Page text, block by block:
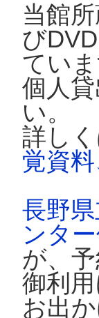
当館
び
ていま
個人
い。
詳し
覚資
長野
ンタ
が、
御利
お出